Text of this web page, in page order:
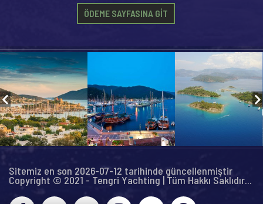
ÖDEME SAYFASINA GİT
Sitemiz en son 2026-07-12 tarihinde güncellenmiştir
Copyright © 2021 - Tengri Yachting | Tüm Hakkı Saklıdır...